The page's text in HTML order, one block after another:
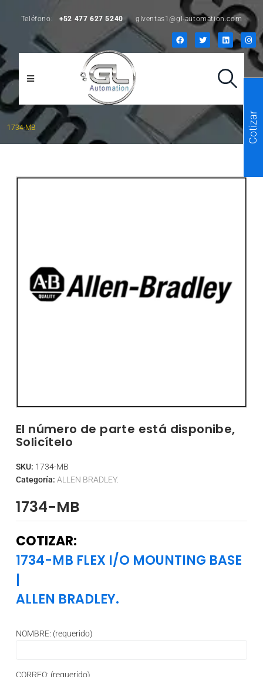
Teléfono: +52 477 627 5240 glventas1@gl-automation.com
1734-MB
El número de parte está disponibe,
Solicítelo
SKU: 1734-MB
Categoría: ALLEN BRADLEY.
1734-MB
COTIZAR:
1734-MB FLEX I/O MOUNTING BASE
|
ALLEN BRADLEY.
NOMBRE: (requerido)
CORREO: (requerido)
Cotizar